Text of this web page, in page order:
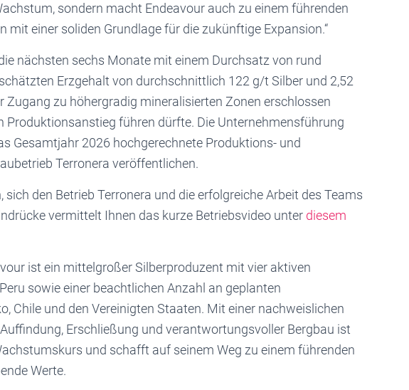
sondern macht Endeavour auch zu einem führenden
mit einer soliden Grundlage für die zukünftige Expansion.“
nächsten sechs Monate mit einem Durchsatz von rund
Erzgehalt von durchschnittlich 122 g/t Silber und 2,52
Zugang zu höhergradig mineralisierten Zonen erschlossen
Produktionsanstieg führen dürfte. Die Unternehmensführung
Gesamtjahr 2026 hochgerechnete Produktions- und
Terronera veröffentlichen.
sich den Betrieb Terronera und die erfolgreiche Arbeit des Teams
vermittelt Ihnen das kurze Betriebsvideo unter diesem
ist ein mittelgroßer Silberproduzent mit vier aktiven
sowie einer beachtlichen Anzahl an geplanten
Chile und den Vereinigten Staaten. Mit einer nachweislichen
Erschließung und verantwortungsvoller Bergbau ist
und schafft auf seinem Weg zu einem führenden
Werte.